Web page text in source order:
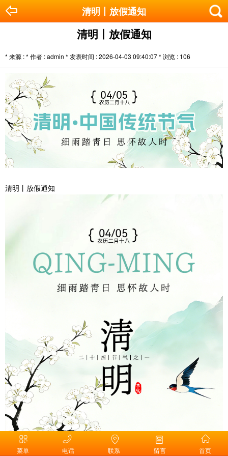
清明丨放假通知
清明丨放假通知
* 来源 : * 作者 : admin * 发表时间 : 2026-04-03 09:40:07 * 浏览 : 106
清明丨放假通知
菜单 电话 联系 留言 首页